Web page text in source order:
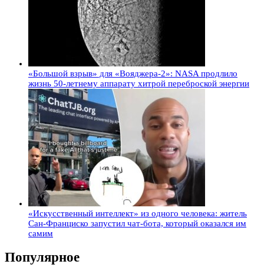
«Большой взрыв» для «Вояджера-2»: NASA продлило
жизнь 50-летнему аппарату хитрой переброской энергии
«Искусственный интеллект» из одного человека: житель
Сан-Франциско запустил чат-бота, который оказался им
самим
Популярное